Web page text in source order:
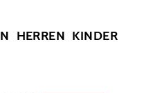
HERREN KINDER